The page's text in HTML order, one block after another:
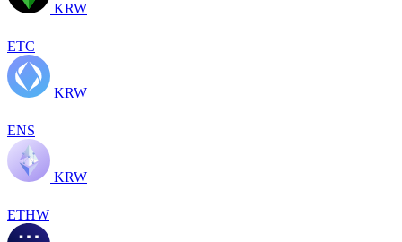
KRW
ETC
KRW
ENS
KRW
ETHW